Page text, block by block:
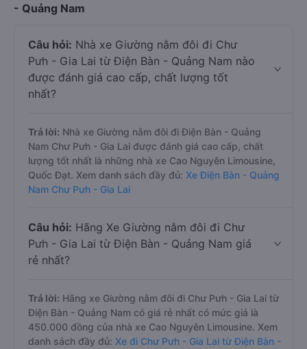
- Quảng Nam
Câu hỏi: Nhà xe Giường nằm đôi đi Chư
Pưh - Gia Lai từ Điện Bàn - Quảng Nam nào
được đánh giá cao cấp, chất lượng tốt
nhất?
Trả lời: Nhà xe Giường nằm đôi đi Điện Bàn - Quảng
Nam Chư Pưh - Gia Lai được đánh giá cao cấp, chất
lượng tốt nhất là những nhà xe Cao Nguyên Limousine,
Quốc Đạt. Xem danh sách đầy đủ: Xe Điện Bàn - Quảng
Nam Chư Pưh - Gia Lai
Câu hỏi: Hãng Xe Giường nằm đôi đi Chư
Pưh - Gia Lai từ Điện Bàn - Quảng Nam giá
rẻ nhất?
Trả lời: Hãng xe Giường nằm đôi đi Chư Pưh - Gia Lai từ
Điện Bàn - Quảng Nam có giá rẻ nhất có mức giá là
450.000 đồng của nhà xe Cao Nguyên Limousine. Xem
danh sách đầy đủ: Xe đi Chư Pưh - Gia Lai từ Điện Bàn -